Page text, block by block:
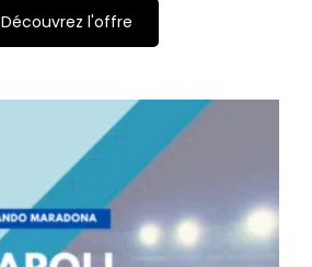
Découvrez l'offre